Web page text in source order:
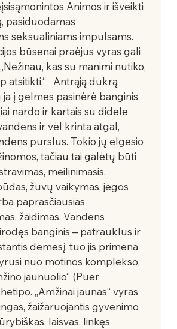
Animos ir išveikti
pasiduodamas
seksualiniams impulsams.
būsenai praėjus vyras gali
kas su manimi nutiko,
atsitikti.“   Antrąją dukrą
į gelmes pasinėrė banginis.
nardo ir kartais su didele
ir vėl krinta atgal,
purslus. Tokio jų elgesio
tačiau tai galėtų būti
meilinimasis,
žuvų vaikymas, jėgos
paprasčiausias
žaidimas. Vandens
banginis – patrauklus ir
dėmesį, tuo jis primena
nuo motinos komplekso,
jaunuolio“ (Puer
„Amžinai jaunas“ vyras
žaižaruojantis gyvenimo
laisvas, linkęs